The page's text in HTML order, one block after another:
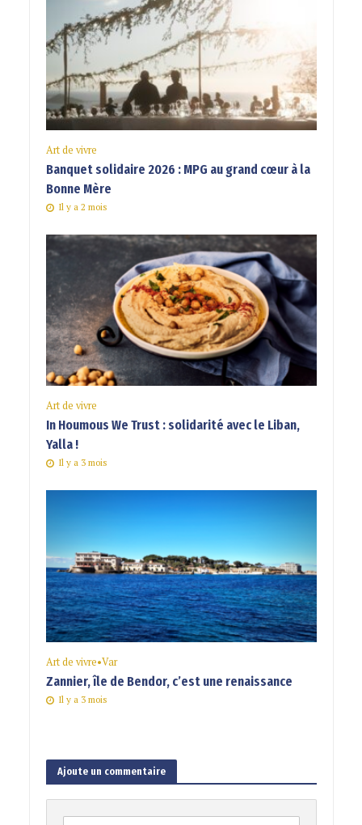
Art de vivre
Banquet solidaire 2026 : MPG au grand cœur à la
Bonne Mère
Il y a 2 mois
Art de vivre
In Houmous We Trust : solidarité avec le Liban,
Yalla !
Il y a 3 mois
Art de vivre•Var
Zannier, île de Bendor, c’est une renaissance
Il y a 3 mois
Ajoute un commentaire